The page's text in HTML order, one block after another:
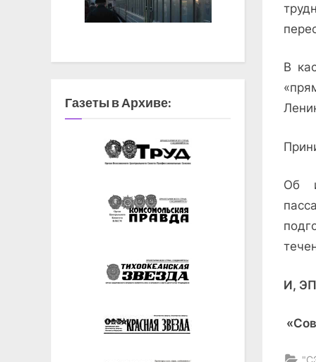
В
Об
И,
Газеты в Архиве: